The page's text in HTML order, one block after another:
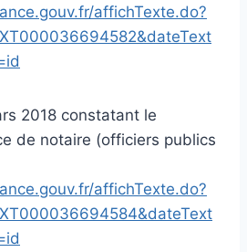
affichTexte.do?
2018 constatant le
de notaire (officiers publics
affichTexte.do?